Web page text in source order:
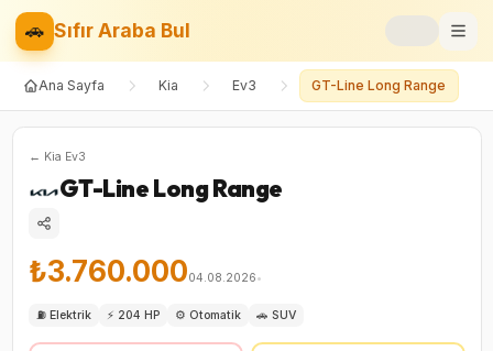
🚗 Sıfır Araba Bul
Markalar
Fiyat Listesi
📝Blog
⚡
🚙SUV
Ana Sayfa Kia Ev3 GT-Line Long Range
← Kia Ev3
GT-Line Long Range
₺3.760.00004.08.2026•
⛽ Elektrik ⚡ 204 HP ⚙️ Otomatik 🚗 SUV